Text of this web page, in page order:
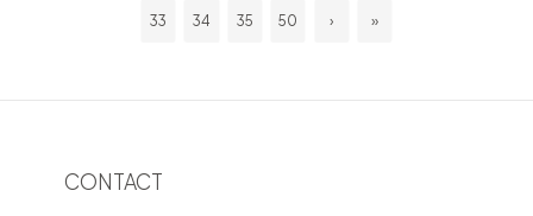
33 34 35 50 › »
CONTACT